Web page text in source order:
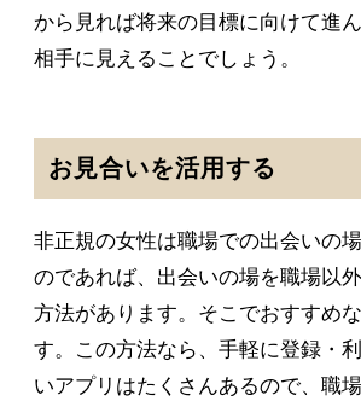
から見れば将来の目標に向けて進
相手に見えることでしょう。
お見合いを活用する
非正規の女性は職場での出会いの
のであれば、出会いの場を職場以
方法があります。そこでおすすめ
す。この方法なら、手軽に登録・
いアプリはたくさんあるので、職